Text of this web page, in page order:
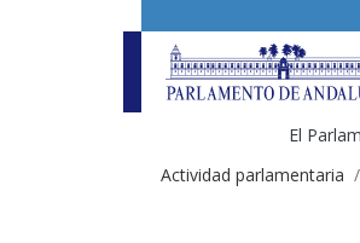
El
Actividad parlamentaria